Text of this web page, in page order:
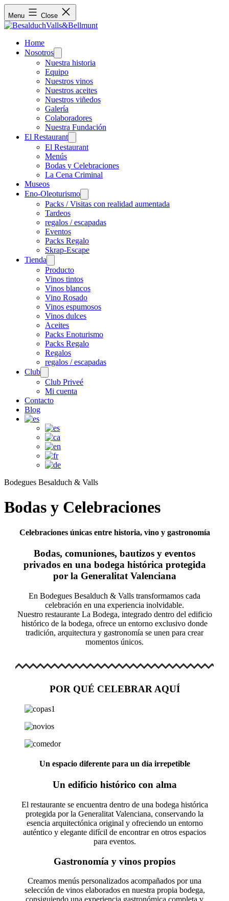
Menu Close
Home
Nosotros
menu
Nuestra historia
Equipo
Nuestros vinos
Nuestros aceites
Nuestros viñedos
Galería
Colaboradores
Nuestra Fundación
El Restaurant
menu
El Restaurant
Menús
Bodas y Celebraciones
La Cena Criminal
Museos
Eno-Oleoturismo
menu
Packs / Visitas con realidad aumentada
Tardeos
regalos / escapadas
Eventos
Packs Regalo
Skrap-Escape
Tienda
menu
Producto
Vinos tintos
Vinos blancos
Vino Rosado
Vinos espumosos
Vinos dulces
Aceites
Packs Enoturismo
Packs Regalo
Regalos
regalos / escapadas
Club
menu
Club Priveé
Mi cuenta
Contacto
Blog
Bodegues Besalduch & Valls
Bodas y Celebraciones
Celebraciones únicas entre historia, vino y gastronomía
Bodas, comuniones, bautizos y eventos
privados en una bodega histórica protegida
por la Generalitat Valenciana
En Bodegues Besalduch & Valls transformamos cada
celebración en una experiencia inolvidable.
Nuestro restaurante La Bodega, integrado dentro del edificio
histórico de la bodega, ofrece un entorno exclusivo donde
tradición, arquitectura y gastronomía se unen para crear
momentos únicos.
POR QUÉ CELEBRAR AQUÍ
Un espacio diferente para un día irrepetible
Un edificio histórico con alma
El restaurante se encuentra dentro de una bodega histórica
protegida por la Generalitat Valenciana, conservando la
esencia arquitectónica original y ofreciendo un entorno
auténtico y elegante difícil de encontrar en otros espacios
para eventos.
Gastronomía y vinos propios
Creamos menús personalizados acompañados por una
selección de vinos elaborados en nuestra propia bodega,